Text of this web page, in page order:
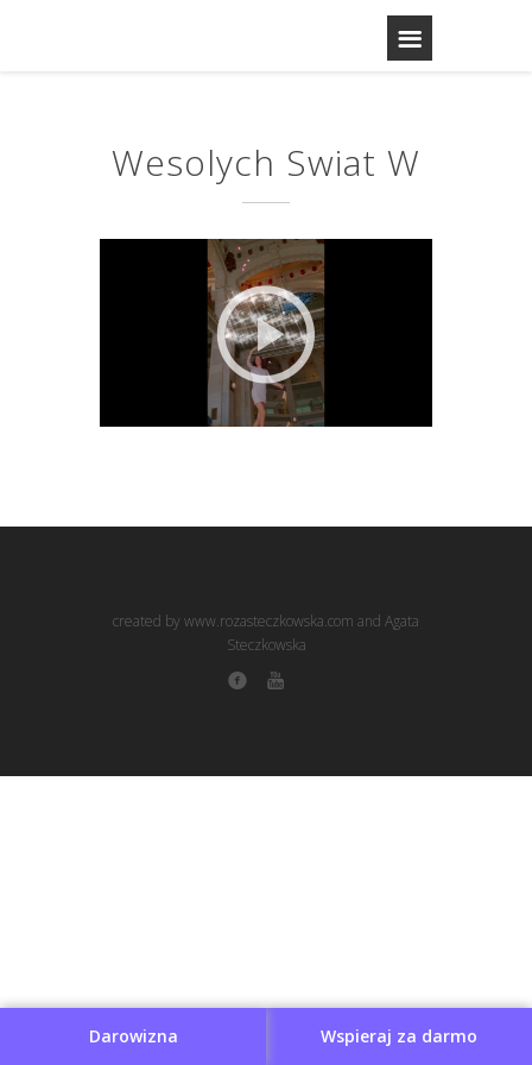
Wesolych Swiat W
created by www.rozasteczkowska.com and Agata
Steczkowska
Wspieraj za darmo
Darowizna